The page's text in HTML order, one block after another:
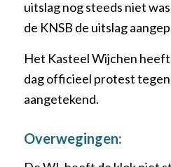
uitslag nog steeds niet
de KNSB de uitslag
Het Kasteel Wijchen
dag officieel protest tegen
aangetekend.
Overwegingen: